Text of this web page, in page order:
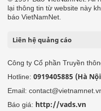
lại thông tin từ website này
báo VietNamNet.
Liên hệ quảng cáo
Công ty Cổ phần Truyền
Hotline: 0919405885 (Hà
Email:
Báo giá: http://vads.vn